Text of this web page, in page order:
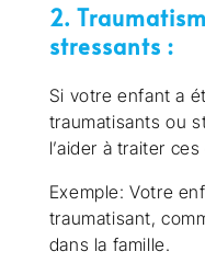
2.
stressants :
Si votre enfant a
traumatisants ou
l’aider à traiter
Exemple: Votre
traumatisant,
dans la famille.